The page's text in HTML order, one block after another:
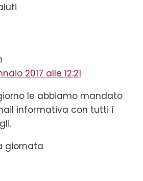
2017 alle 12:21
le abbiamo mandato
informativa con tutti i
giornata